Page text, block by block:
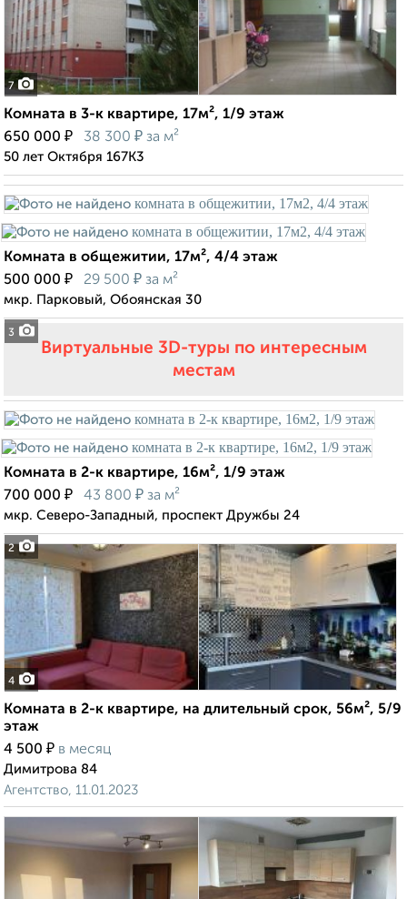
7
Комната в 3-к квартире, 17м², 1/9 этаж
650 000 ₽ 38 300 ₽ за м²
50 лет Октября 167К3
3
Комната в общежитии, 17м², 4/4 этаж
500 000 ₽ 29 500 ₽ за м²
мкр. Парковый, Обоянская 30
Виртуальные 3D-туры по интересным
местам
2
Комната в 2-к квартире, 16м², 1/9 этаж
700 000 ₽ 43 800 ₽ за м²
мкр. Северо-Западный, проспект Дружбы 24
4
Комната в 2-к квартире, на длительный срок, 56м², 5/9
этаж
4 500 ₽ в месяц
Димитрова 84
Агентство, 11.01.2023